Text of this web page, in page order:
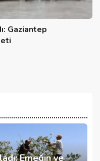
Gaziantep
Emeğin ve